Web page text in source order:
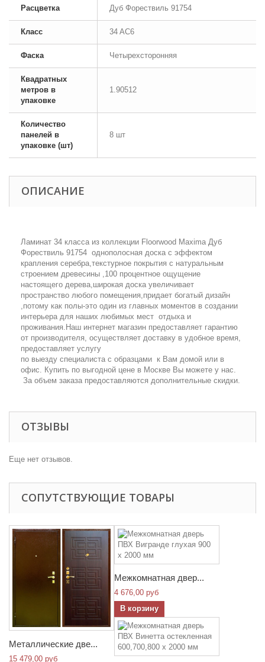
Расцветка Дуб Форествиль 91754
Класс 34 AC6
Фаска Четырехсторонняя
Квадратных
метров в
упаковке
1.90512
Количество
панелей в
упаковке (шт)
8 шт
ОПИСАНИЕ
Ламинат 34 класса из коллекции Floorwood Maxima Дуб
Форествиль 91754 однополосная доска с эффектом
крапления серебра,текстурное покрытия с натуральным
строением древесины ,100 процентное ощущение
настоящего дерева,широкая доска увеличивает
пространство любого помещения,придает богатый дизайн
,потому как полы-это один из главных моментов в создании
интерьера для наших любимых мест отдыха и
проживания.Наш интернет магазин предоставляет гарантию
от производителя, осуществляет доставку в удобное время,
предоставляет услугу
по выезду специалиста с образцами к Вам домой или в
офис. Купить по выгодной цене в Москве Вы можете у нас.
За объем заказа предоставляются дополнительные скидки.
ОТЗЫВЫ
Еще нет отзывов.
СОПУТСТВУЮЩИЕ ТОВАРЫ
Металлические две...
15 479,00 руб
Межкомнатная двер...
4 676,00 руб
В корзину